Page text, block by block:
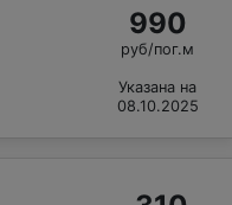
990
руб/пог.м
Указана на
08.10.2025